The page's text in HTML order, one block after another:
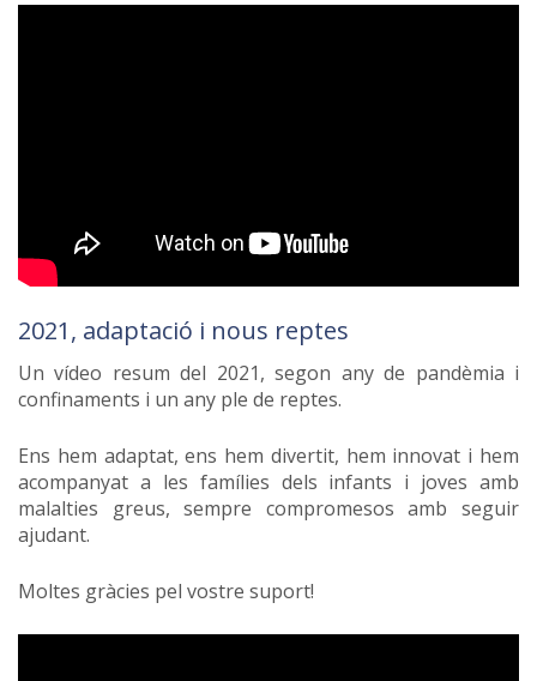
2021, adaptació i nous reptes
Un vídeo resum del 2021, segon any de pandèmia i
confinaments i un any ple de reptes.
Ens hem adaptat, ens hem divertit, hem innovat i hem
acompanyat a les famílies dels infants i joves amb
malalties greus, sempre compromesos amb seguir
ajudant.
Moltes gràcies pel vostre suport!